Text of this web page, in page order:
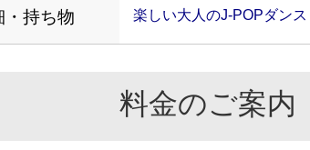
・持ち物 楽しい大人のJ-POPダン
料金のご案内